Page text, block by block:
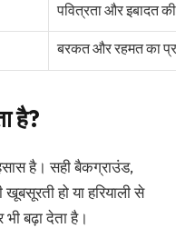
पवित्रता और इबादत
बरकत और रहमत का
है?
है। सही बैकग्राउंड,
हो या हरियाली से
बढ़ा देता है।